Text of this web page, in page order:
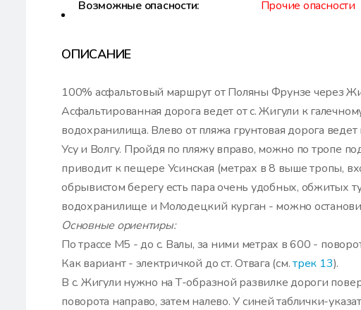
Возможные опасности:
Прочие опасности
ОПИСАНИЕ
100% асфальтовый маршрут от Поляны Фрунзе через
Асфальтированная дорога ведет от с. Жигули к
водохранилища. Влево от пляжа грунтовая дорога
Усу и Волгу. Пройдя по пляжу вправо, можно по тропе
приводит к пещере Усинская (метрах в 8 выше тропы,
обрывистом берегу есть пара очень удобных, обжитых
водохранилище и Молодецкий курган - можно
Основные ориентиры:
По трассе М5 - до с. Валы, за ними метрах в 600 -
Как вариант - электричкой до ст. Отвага (см.трек 13).
В с. Жигули нужно на Т-образной развилке дороги
поворота направо, затем налево. У синей таблички-